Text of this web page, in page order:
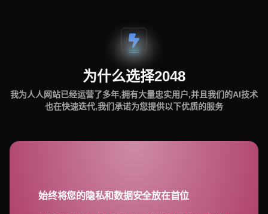
为什么选择2048
我为人人网站已经运营了多年,拥有大量忠实用户,并且我们的AI技术
也在快速迭代,我们承诺为您提供以下优质的服务
始终将您的隐私和数据安全放在首位